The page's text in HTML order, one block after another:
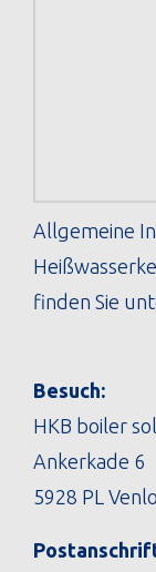
Allgemeine
finden Sie
Besuch:
HKB boiler
Ankerkade 6
5928 PL Venlo